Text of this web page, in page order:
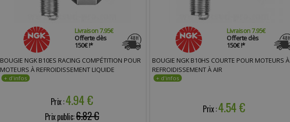
Livraison 7.95€
Offerte dès
150€ !*
BOUGIE NGK B10ES RACING COMPÉTITION POUR
MOTEURS À REFROIDISSEMENT LIQUIDE
Prix :4.94 €
Prix public:6.82 €
Livraison 7.95€
Offerte dès
150€ !*
BOUGIE NGK B10HS COURTE POUR MOTEURS À
REFROIDISSEMENT À AIR
Prix :4.54 €